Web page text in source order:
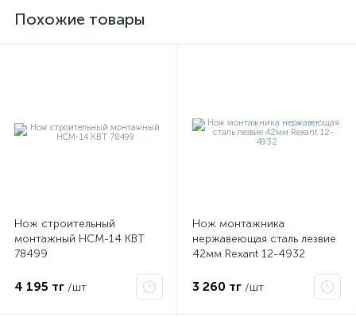
Похожие товары
Нож строительный
монтажный НСМ-14 КВТ
78499
4 195 тг /шт
Нож монтажника
нержавеющая сталь лезвие
42мм Rexant 12-4932
3 260 тг /шт